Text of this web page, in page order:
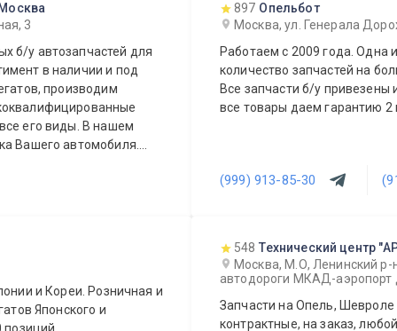
3
б/у автозапчастей для
в наличии и под
производим
его виды. В нашем
Вашего автомобиля.
897 Опельбот
Москва, ул. Генерала
Работаем с 2009 года. Одна
количество запчастей на
Все запчасти б/у привезены
все товары даем гарантию 2
(999) 913-85-30
и Кореи. Розничная и
Японского и
548 Технический центр
Москва, М.О, Ленинский р-
автодороги МКАД-аэропорт
Запчасти на Опель,
контрактные, на заказ,